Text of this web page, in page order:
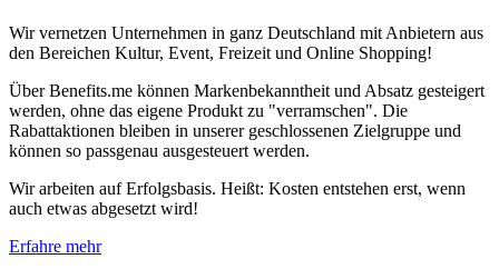
Wir vernetzen Unternehmen in ganz Deutschland mit Anbietern aus
den Bereichen Kultur, Event, Freizeit und Online Shopping!
Über Benefits.me können Markenbekanntheit und Absatz gesteigert
werden, ohne das eigene Produkt zu "verramschen". Die
Rabattaktionen bleiben in unserer geschlossenen Zielgruppe und
können so passgenau ausgesteuert werden.
Wir arbeiten auf Erfolgsbasis. Heißt: Kosten entstehen erst, wenn
auch etwas abgesetzt wird!
Erfahre mehr